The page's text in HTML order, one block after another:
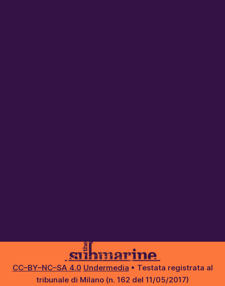
CC–BY–NC–SA 4.0 Undermedia • Testata registrata al
tribunale di Milano (n. 162 del 11/05/2017)